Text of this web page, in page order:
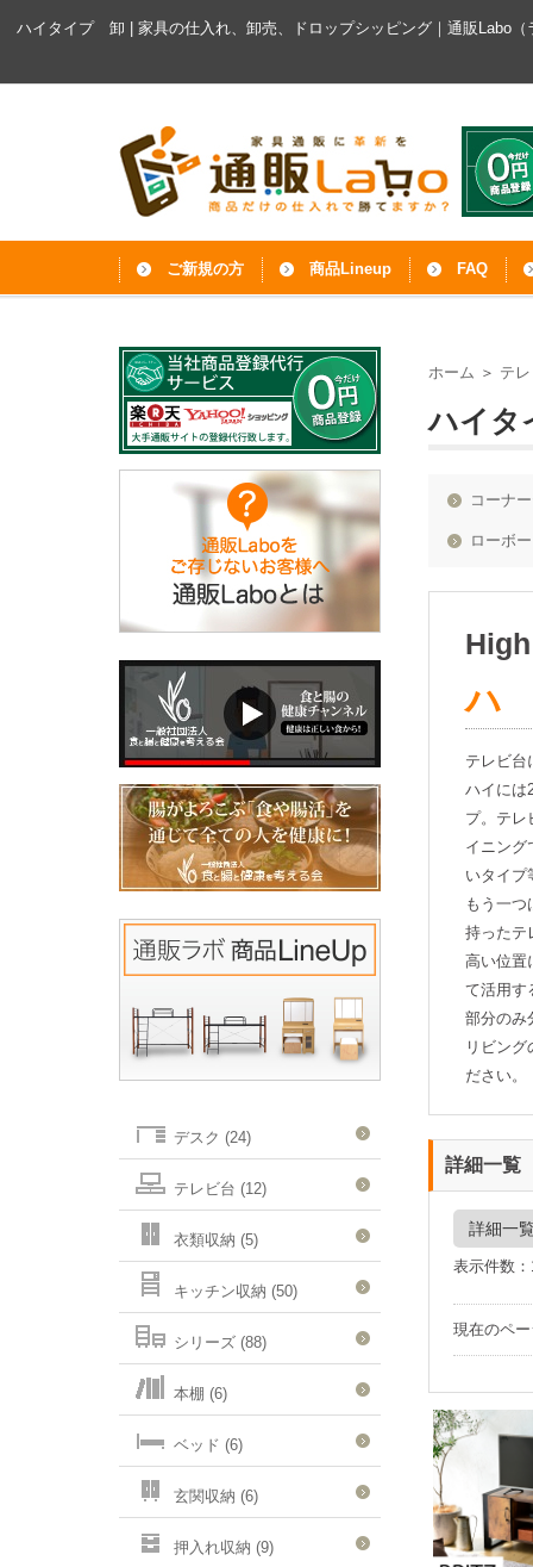
ハイタイプ 卸 | 家具の仕入れ、卸売、ドロップシッピング｜通販Labo
ご新規の方 商品Lineup FAQ
ホーム ＞ テ
ハイタ
コーナ
ローボ
テレビ台
ハイには
プ。テレ
イニング
いタイプ
もう一
持ったテ
高い位置
て活用す
部分のみ
リビン
ださい。
詳細一覧
詳細一
表示件数
現在のペ
デスク (24)
テレビ台 (12)
衣類収納 (5)
キッチン収納 (50)
シリーズ (88)
本棚 (6)
ベッド (6)
玄関収納 (6)
押入れ収納 (9)